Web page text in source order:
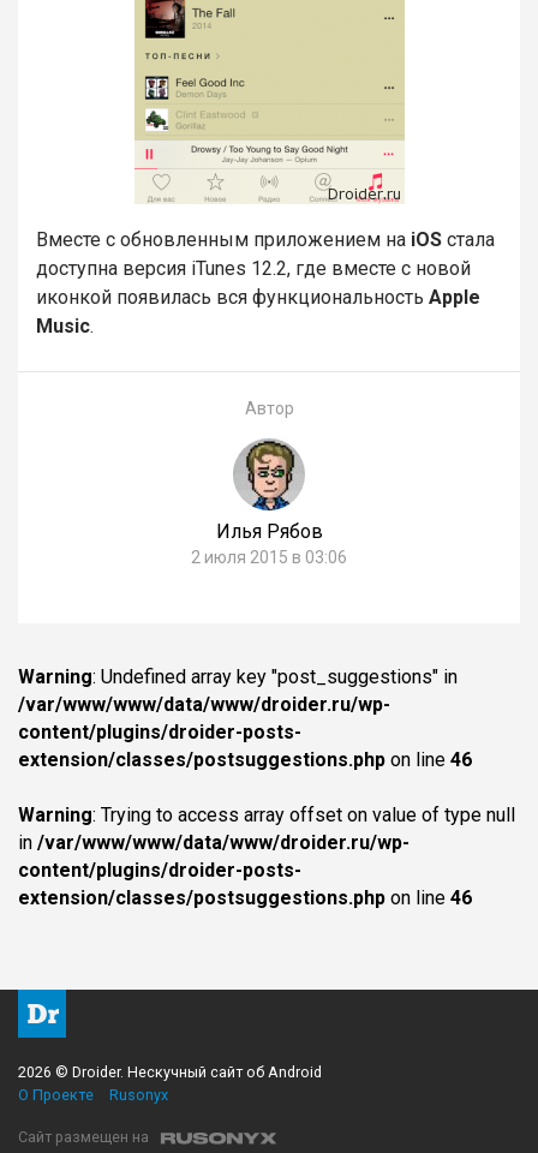
Вместе с обновленным приложением на iOS стала
доступна версия iTunes 12.2, где вместе с новой
иконкой появилась вся функциональность Apple
Music.
Автор
Илья Рябов
2 июля 2015 в 03:06
Warning: Undefined array key "post_suggestions" in
/var/www/www/data/www/droider.ru/wp-
content/plugins/droider-posts-
extension/classes/postsuggestions.php on line 46
Warning: Trying to access array offset on value of type null
in /var/www/www/data/www/droider.ru/wp-
content/plugins/droider-posts-
extension/classes/postsuggestions.php on line 46
2026 © Droider. Нескучный сайт об Android
О Проекте
Rusonyx
Сайт размещен на